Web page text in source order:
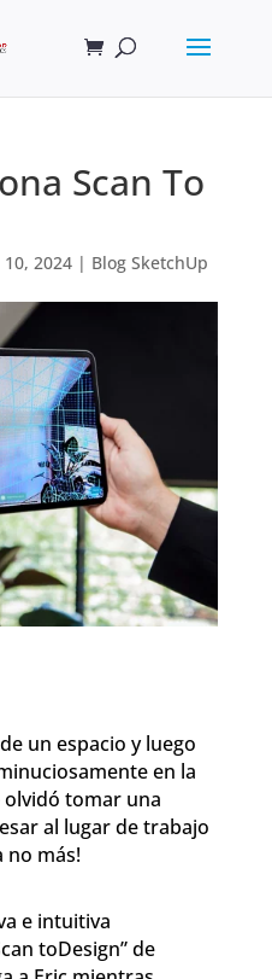
Scan To
10, 2024| Blog SketchUp
un espacio y luego
en la
olvidó tomar una
al lugar de trabajo
no más!
e intuitiva
toDesign” de